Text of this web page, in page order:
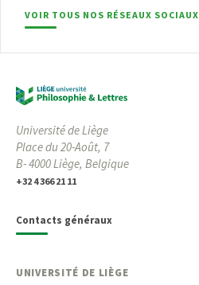
VOIR TOUS NOS RÉSEAUX SOCIAUX
Université de Liège
Place du 20-Août, 7
B- 4000 Liège, Belgique
+32 4 366 21 11
Contacts généraux
UNIVERSITÉ DE LIÈGE